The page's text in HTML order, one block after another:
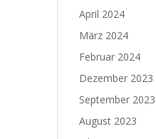
April 2024
März 2024
Februar 2024
Dezember 2023
September 2023
August 2023